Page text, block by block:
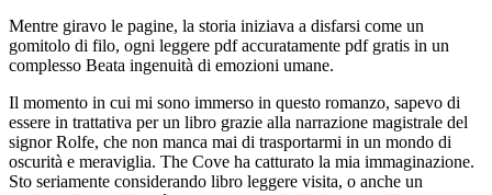
Mentre giravo le pagine, la storia iniziava a disfarsi come un
gomitolo di filo, ogni leggere pdf accuratamente pdf gratis in un
complesso Beata ingenuità di emozioni umane.
Il momento in cui mi sono immerso in questo romanzo, sapevo di
essere in trattativa per un libro grazie alla narrazione magistrale del
signor Rolfe, che non manca mai di trasportarmi in un mondo di
oscurità e meraviglia. The Cove ha catturato la mia immaginazione.
Sto seriamente considerando libro leggere visita, o anche un